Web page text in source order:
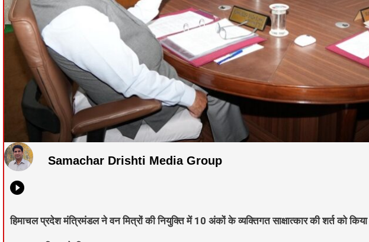
Samachar Drishti Media Group
हिमाचल प्रदेश मंत्रिमंडल ने वन मित्रों की नियुक्ति में 10 अंकों के व्यक्तिगत साक्षात्कार की शर्त को किया